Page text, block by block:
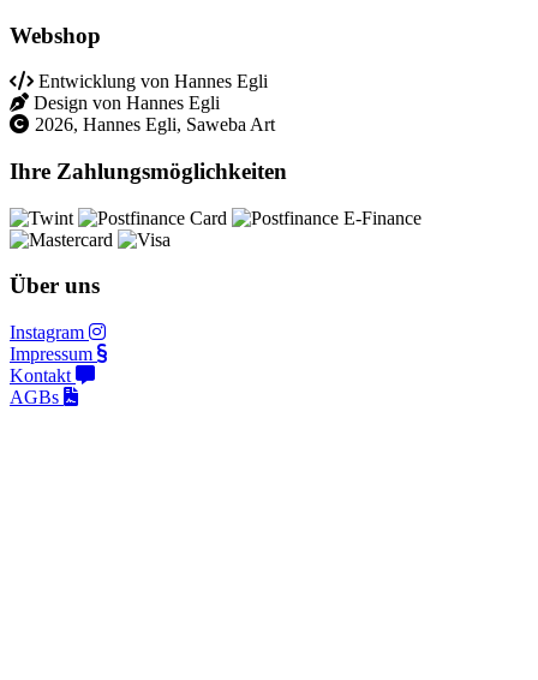
Webshop
Entwicklung von Hannes Egli
Design von Hannes Egli
2026, Hannes Egli, Saweba Art
Ihre Zahlungsmöglichkeiten
Über uns
Instagram
Impressum
Kontakt
AGBs